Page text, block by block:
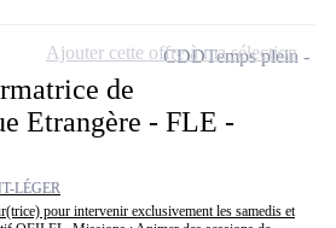
de
Etrangère - FLE -
LÉGER
pour intervenir exclusivement les samedis et
CDDTemps plein
Ajouter cette offre à ma sélection